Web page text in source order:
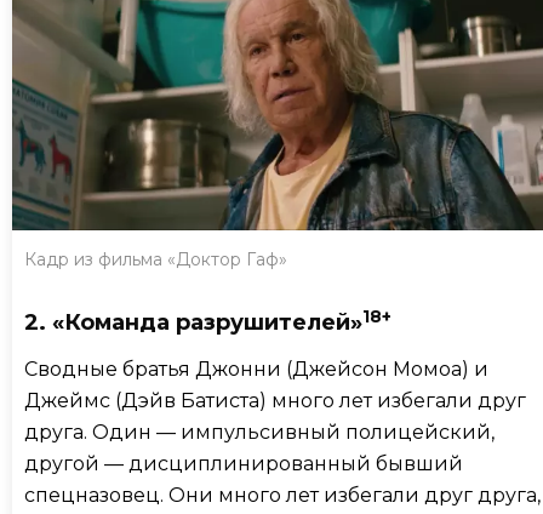
Кадр из фильма «Доктор Гаф»
2. «Команда разрушителей»18+
Сводные братья Джонни (Джейсон Момоа) и
Джеймс (Дэйв Батиста) много лет избегали друг
друга. Один — импульсивный полицейский,
другой — дисциплинированный бывший
спецназовец. Они много лет избегали друг друга,